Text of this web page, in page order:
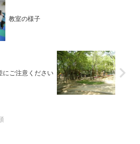
教室の様子
にご注意ください